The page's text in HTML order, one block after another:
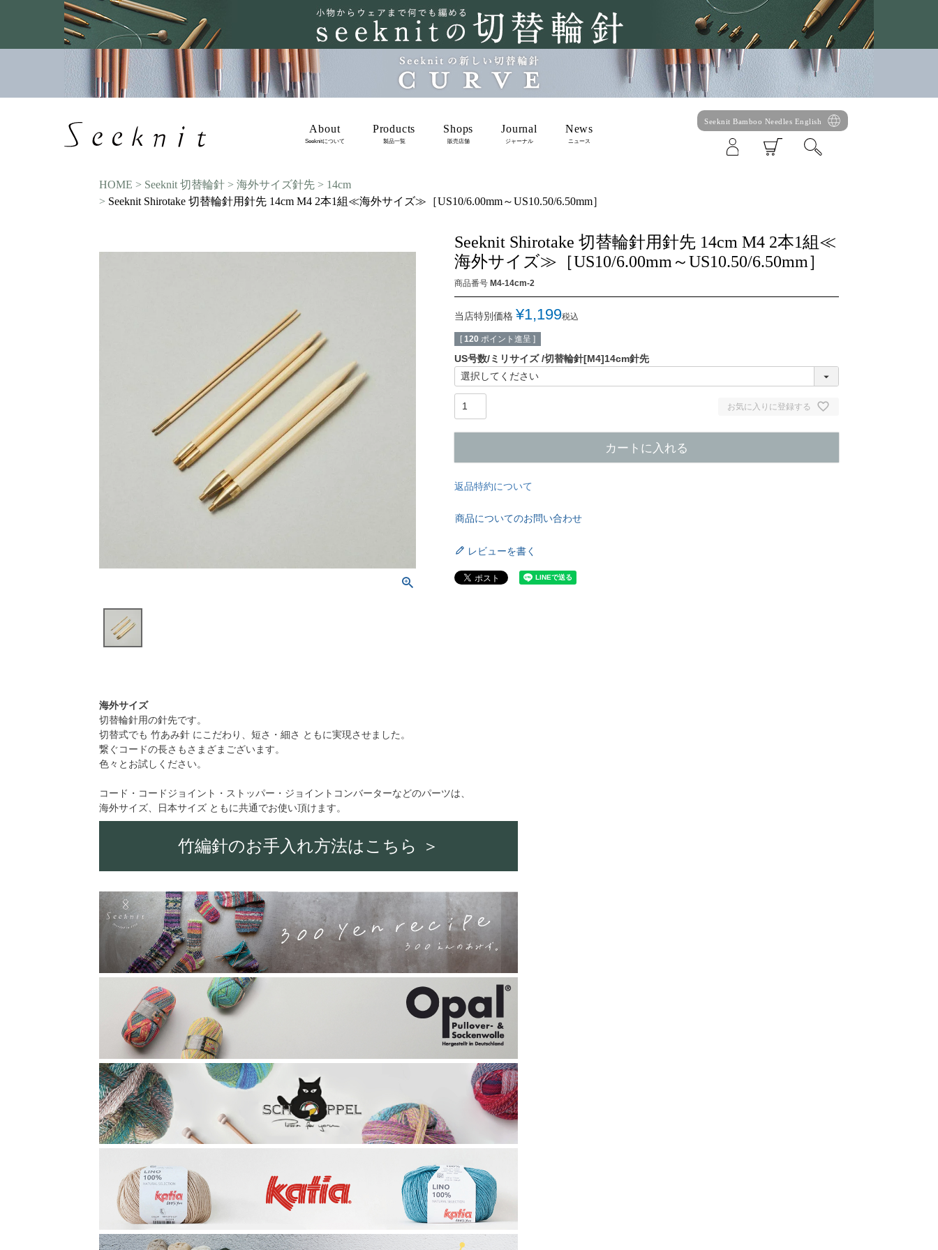
About
Seeknitについて
Products
製品一覧
Shops
販売店舗
Journal
ジャーナル
News
ニュース
Seeknit Bamboo Needles English
HOME Seeknit 切替輪針 海外サイズ針先
14cm
Seeknit Shirotake 切替輪針用針先 14cm M4 2本1組≪海外サイズ≫［US10/6.00mm～US10.50/6.50mm］
Seeknit Shirotake 切替輪針用針先 14cm M4 2本1組≪
海外サイズ≫［US10/6.00mm～US10.50/6.50mm］
商品番号 M4-14cm-2
当店特別価格 ¥1,199税込
[ 120 ポイント進呈 ]
US号数/ミリサイズ 切替輪針[M4]14cm針先
お気に入りに登録する
カートに入れる
返品特約について
商品についてのお問い合わせ
レビューを書く
海外サイズ
切替輪針用の針先です。
切替式でも 竹あみ針 にこだわり、短さ・細さ ともに実現させました。
繋ぐコードの長さもさまざまございます。
色々とお試しください。
コード・コードジョイント・ストッパー・ジョイントコンバーターなどのパーツは、
海外サイズ、日本サイズ ともに共通でお使い頂けます。
竹編針のお手入れ方法はこちら ＞